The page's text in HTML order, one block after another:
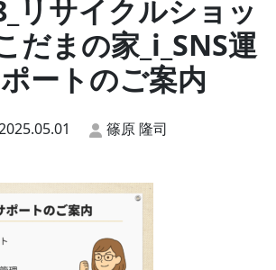
リサイクルショッ
だまの家_i_SNS運
ートのご案内
篠原 隆司